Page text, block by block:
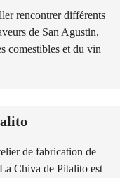
rencontrer différents
de San Agustin,
comestibles et du vin
de fabrication de
Chiva de Pitalito est